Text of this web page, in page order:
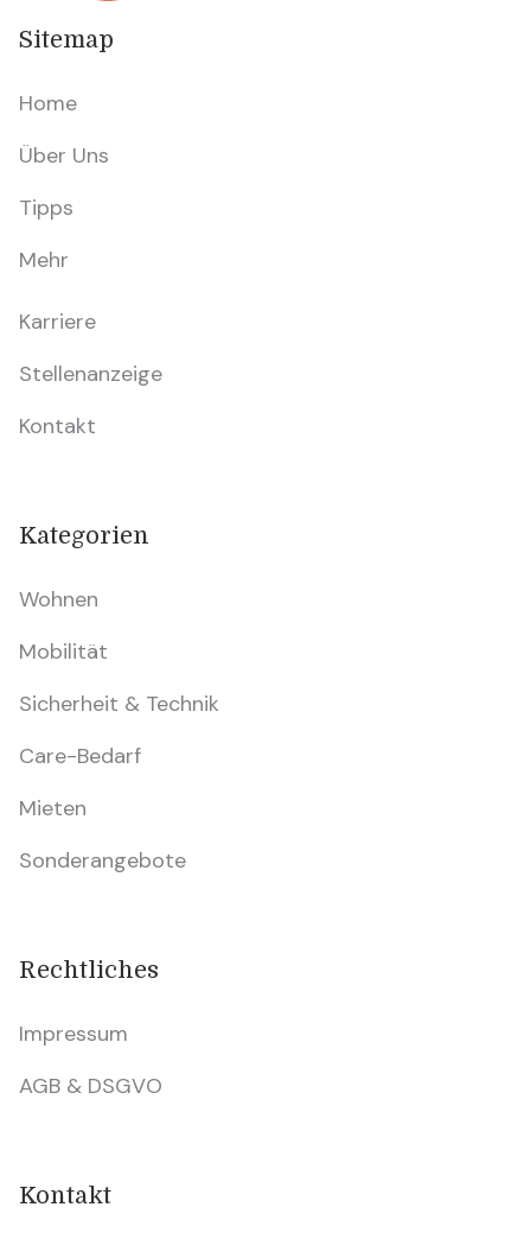
Sitemap
Home
Über Uns
Tipps
Mehr
Karriere
Stellenanzeige
Kontakt
Kategorien
Wohnen
Mobilität
Sicherheit & Technik
Care-Bedarf
Mieten
Sonderangebote
Rechtliches
Impressum
AGB & DSGVO
Kontakt